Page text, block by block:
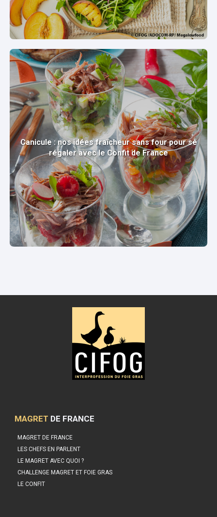
Canicule : nos idées fraîcheur sans four pour se
régaler avec le Confit de France
MAGRET DE FRANCE
MAGRET DE FRANCE
LES CHEFS EN PARLENT
LE MAGRET AVEC QUOI ?
CHALLENGE MAGRET ET FOIE GRAS
LE CONFIT